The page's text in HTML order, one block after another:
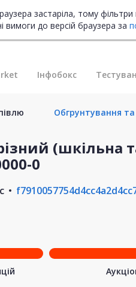
застаріла, тому
вимоги до версій браузера за
Інфобокс
Обгрунтування та
(шкільна
0